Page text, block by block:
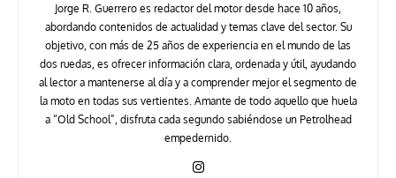
Jorge R. Guerrero es redactor del motor desde hace 10 años,
abordando contenidos de actualidad y temas clave del sector. Su
objetivo, con más de 25 años de experiencia en el mundo de las
dos ruedas, es ofrecer información clara, ordenada y útil, ayudando
al lector a mantenerse al día y a comprender mejor el segmento de
la moto en todas sus vertientes. Amante de todo aquello que huela
a “Old School”, disfruta cada segundo sabiéndose un Petrolhead
empedernido.